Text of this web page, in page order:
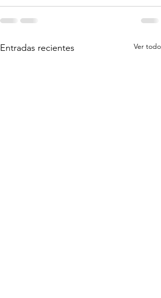
Entradas recientes Ver todo